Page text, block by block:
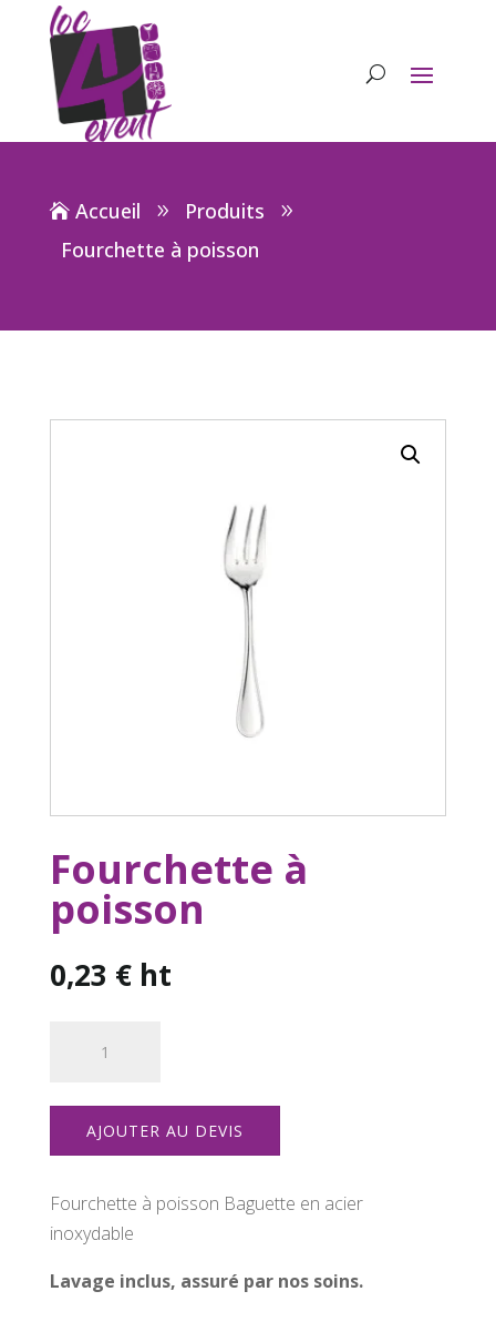
Accueil
Produits
Fourchette à poisson
Fourchette à
poisson
0,23 € ht
à
poissonAJOUTER AU DEVIS
Fourchette à poisson Baguette en acier
inoxydable
Lavage inclus, assuré par nos soins.